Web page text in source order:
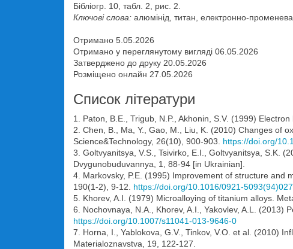
Бібліогр. 10, табл. 2, рис. 2.
Ключові слова: алюмінід, титан, електронно-променева
Отримано 5.05.2026
Отримано у переглянутому вигляді 06.05.2026
Затверджено до друку 20.05.2026
Розміщено онлайн 27.05.2026
Список літератури
1. Paton, B.E., Trigub, N.P., Akhonin, S.V. (1999)
2. Chen, B., Ma, Y., Gao, M., Liu, K. (2010) Changes of
Science&Technology, 26(10), 900-903. https://doi.org/
3. Goltvyanitsya, V.S., Tsivirko, E.I., Goltvyanitsya, S.K.
Dvygunobuduvannya, 1, 88-94 [in Ukrainian].
4. Markovsky, P.E. (1995) Improvement of structure and
190(1-2), 9-12. https://doi.org/10.1016/0921-
5. Khorev, A.I. (1979) Microalloying of titanium alloys.
6. Nochovnaya, N.A., Khorev, A.I., Yakovlev, A.L. (2013)
https://doi.org/10.1007/s11041-013-9646-0
7. Horna, I., Yablokova, G.V., Tinkov, V.O. et al. (2010)
Materialoznavstva, 19, 122-127.